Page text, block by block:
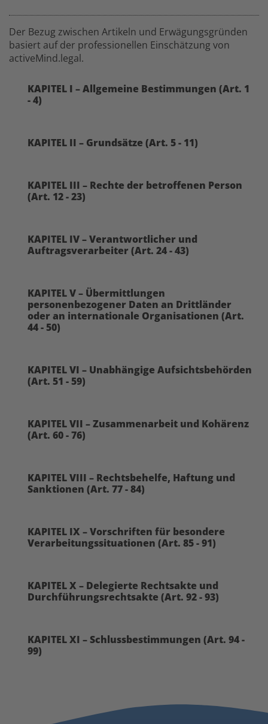
Der Bezug zwischen Artikeln und Erwägungsgründen
basiert auf der professionellen Einschätzung von
activeMind.legal.
KAPITEL I – Allgemeine Bestimmungen (Art. 1
- 4)
KAPITEL II – Grundsätze (Art. 5 - 11)
KAPITEL III – Rechte der betroffenen Person
(Art. 12 - 23)
KAPITEL IV – Verantwortlicher und
Auftragsverarbeiter (Art. 24 - 43)
KAPITEL V – Übermittlungen
personenbezogener Daten an Drittländer
oder an internationale Organisationen (Art.
44 - 50)
KAPITEL VI – Unabhängige Aufsichtsbehörden
(Art. 51 - 59)
KAPITEL VII – Zusammenarbeit und Kohärenz
(Art. 60 - 76)
KAPITEL VIII – Rechtsbehelfe, Haftung und
Sanktionen (Art. 77 - 84)
KAPITEL IX – Vorschriften für besondere
Verarbeitungssituationen (Art. 85 - 91)
KAPITEL X – Delegierte Rechtsakte und
Durchführungsrechtsakte (Art. 92 - 93)
KAPITEL XI – Schlussbestimmungen (Art. 94 -
99)